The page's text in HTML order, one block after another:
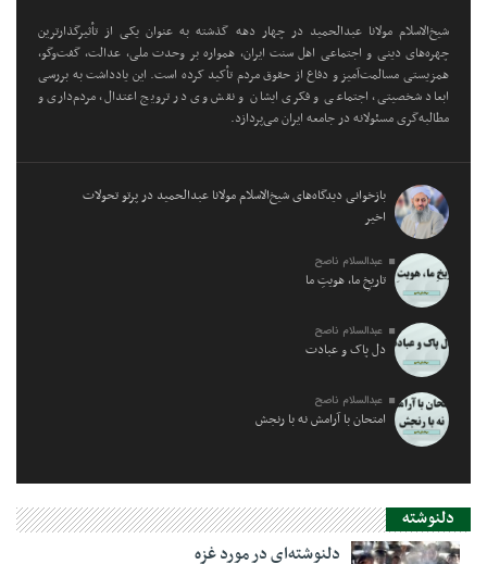
شیخ‌الاسلام مولانا عبدالحمید در چهار دهه گذشته به عنوان یکی از تأثیرگذارترین
چهره‌های دینی و اجتماعی اهل سنت ایران، همواره بر وحدت ملی، عدالت، گفت‌وگو،
همزیستی مسالمت‌آمیز و دفاع از حقوق مردم تأکید کرده است. این یادداشت به بررسی
ابعاد شخصیتی، اجتماعی و فکری ایشان و نقش وی در ترویج اعتدال، مردم‌داری و
مطالبه‌گری مسئولانه در جامعه ایران می‌پردازد.
بازخوانی دیدگاه‌های شیخ‌الاسلام مولانا عبدالحمید در پرتو تحولات
اخیر
عبدالسلام ناصح
تاریخِ ما، هویتِ ما
عبدالسلام ناصح
دل پاک و عبادت
عبدالسلام ناصح
امتحان با آرامش نه با رنجش
دلنوشته
دلنوشته‌ای در مورد غزه